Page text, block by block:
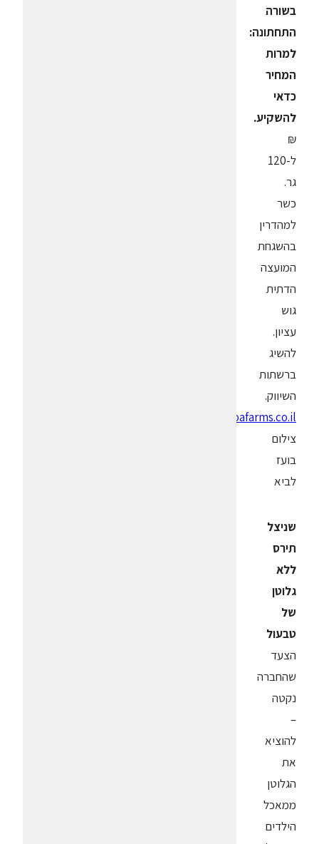
בשורה
התחתונה:
למרות
המחיר
כדאי
להשקיע.
₪
ל-120
גר.
כשר
למהדרין
בהשגחת
המועצה
הדתית
גוש
עציון.
להשיג
ברשתות
השיווק.
https://tekoafarms.co.il/
צילום
בועז
לביא
שניצל
תירס
ללא
גלוטן
של
טבעול
הצעד
שהחברה
נקטה
–
להוציא
את
הגלוטן
ממאכל
הילדים